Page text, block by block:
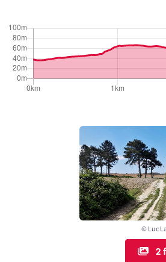
© Luc
2